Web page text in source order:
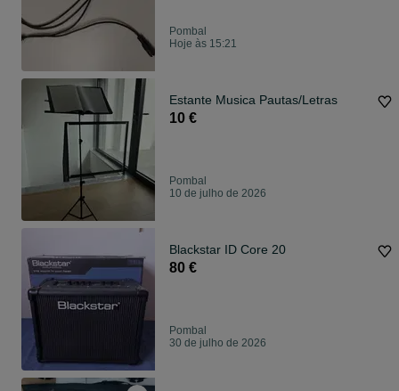
Pombal
Hoje às 15:21
Estante Musica Pautas/Letras
10 €
Pombal
10 de julho de 2026
Blackstar ID Core 20
80 €
Pombal
30 de julho de 2026